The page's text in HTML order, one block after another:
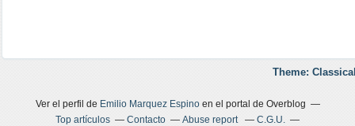
Theme:
Ver el perfil de Emilio Marquez Espinoen el portal de Overblog
Top artículos
Contacto Abuse report
C.G.U.